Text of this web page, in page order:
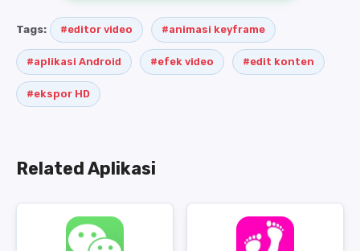
Tags: #editor video #animasi keyframe
#aplikasi Android #efek video #edit konten
#ekspor HD
Related Aplikasi